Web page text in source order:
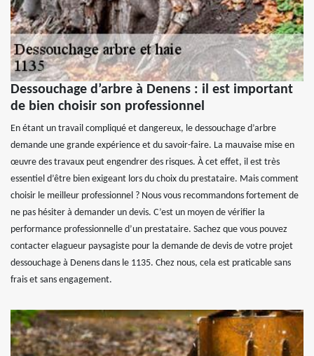
Dessouchage d’arbre à Denens : il est important
de bien choisir son professionnel
En étant un travail compliqué et dangereux, le dessouchage d’arbre
demande une grande expérience et du savoir-faire. La mauvaise mise en
œuvre des travaux peut engendrer des risques. À cet effet, il est très
essentiel d’être bien exigeant lors du choix du prestataire. Mais comment
choisir le meilleur professionnel ? Nous vous recommandons fortement de
ne pas hésiter à demander un devis. C’est un moyen de vérifier la
performance professionnelle d’un prestataire. Sachez que vous pouvez
contacter elagueur paysagiste pour la demande de devis de votre projet
dessouchage à Denens dans le 1135. Chez nous, cela est praticable sans
frais et sans engagement.